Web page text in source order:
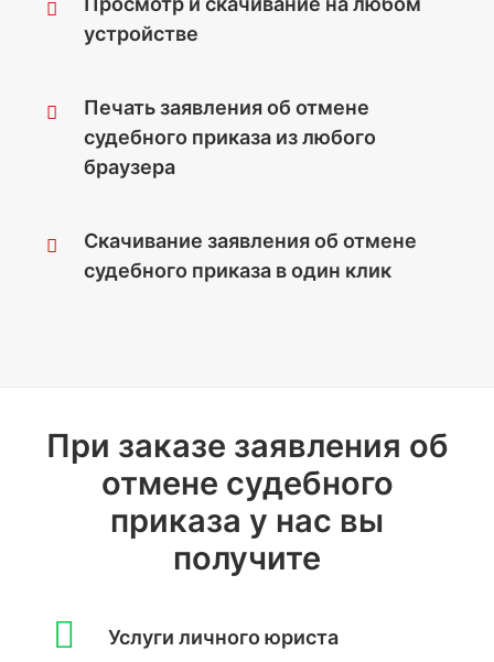
устройстве
Печать заявления об отмене
судебного приказа из любого
браузера
Скачивание заявления об отмене
судебного приказа в один клик
При заказе заявления об
отмене судебного
приказа у нас вы
получите
Услуги личного юриста